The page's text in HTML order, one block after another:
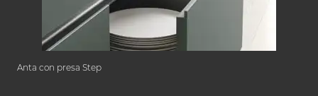
Anta con presa Step